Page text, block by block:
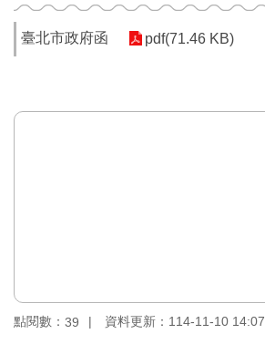
臺北市政府函 pdf(71.46 KB)
點閱數： 39 資料更新：114-11-10 14:07